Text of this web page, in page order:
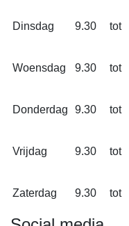
Dinsdag 9.30 tot
Woensdag 9.30 tot
Donderdag 9.30 tot
Vrijdag 9.30 tot
Zaterdag 9.30 tot